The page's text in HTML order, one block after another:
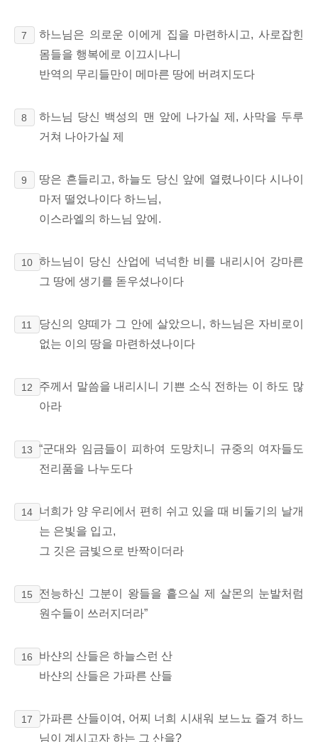
7
하느님은 의로운 이에게 집을 마련하시고, 사로잡힌
몸들을 행복에로 이끄시나니
반역의 무리들만이 메마른 땅에 버려지도다
8
하느님 당신 백성의 맨 앞에 나가실 제, 사막을 두루
거쳐 나아가실 제
9
땅은 흔들리고, 하늘도 당신 앞에 열렸나이다 시나이
마저 떨었나이다 하느님,
이스라엘의 하느님 앞에.
10 하느님이 당신 산업에 넉넉한 비를 내리시어 강마른
그 땅에 생기를 돋우셨나이다
11
당신의 양떼가 그 안에 살았으니, 하느님은 자비로이
없는 이의 땅을 마련하셨나이다
12
주께서 말씀을 내리시니 기쁜 소식 전하는 이 하도 많
아라
13
“군대와 임금들이 피하여 도망치니 규중의 여자들도
전리품을 나누도다
14
너희가 양 우리에서 편히 쉬고 있을 때 비둘기의 날개
는 은빛을 입고,
그 깃은 금빛으로 반짝이더라
15
전능하신 그분이 왕들을 흩으실 제 살몬의 눈발처럼
원수들이 쓰러지더라”
16
바샨의 산들은 하늘스런 산
바샨의 산들은 가파른 산들
17
가파른 산들이여, 어찌 너희 시새워 보느뇨 즐겨 하느
님이 계시고자 하는 그 산을?